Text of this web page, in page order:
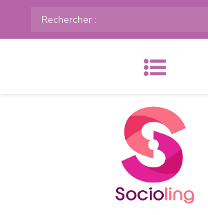
Rechercher
: